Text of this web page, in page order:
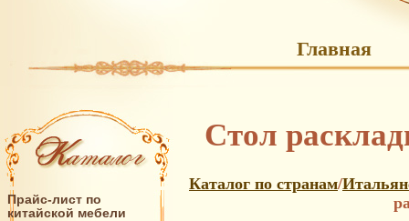
Главная
Прайс-лист по
китайской мебели
Стол
Каталог по странам/